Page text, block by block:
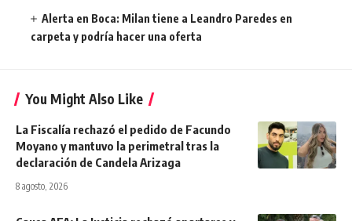
Alerta en Boca: Milan tiene a Leandro Paredes en
carpeta y podría hacer una oferta
You Might Also Like
La Fiscalía rechazó el pedido de Facundo
Moyano y mantuvo la perimetral tras la
declaración de Candela Arizaga
8 agosto, 2026